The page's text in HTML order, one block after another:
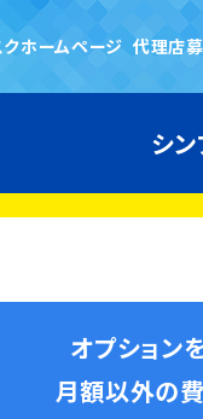
クホームページ 代理店
シ
オプション
月額以外の